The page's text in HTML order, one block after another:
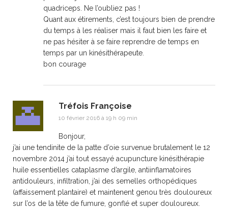
quadriceps. Ne l’oubliez pas !
Quant aux étirements, c’est toujours bien de prendre
du temps à les réaliser mais il faut bien les faire et
ne pas hésiter à se faire reprendre de temps en
temps par un kinésithérapeute.
bon courage
Tréfois Françoise
10 février 2016 à 19 h 09 min
Bonjour,
j’ai une tendinite de la patte d’oie survenue brutalement le 12
novembre 2014 j’ai tout essayé acupuncture kinésithérapie
huile essentielles cataplasme d’argile, antiinflamatoires
antidouleurs, infiltration, j’ai des semelles orthopédiques
(affaissement plantaire) et maintenent genou très douloureux
sur l’os de la tête de fumure, gonflé et super douloureux.